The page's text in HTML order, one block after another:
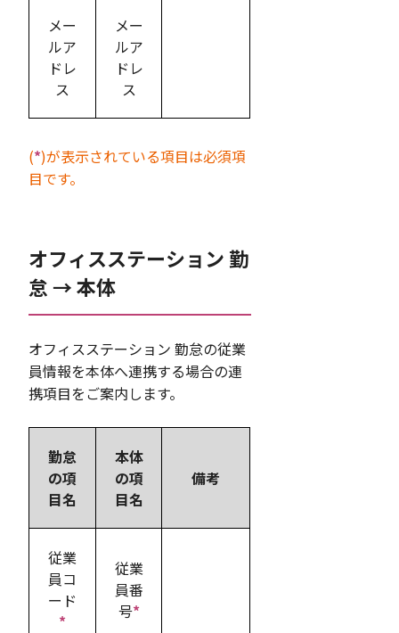
メー
ルア
ドレ
ス
メー
ルア
ドレ
ス
(*)が表示されている項目は必須項
目です。
オフィスステーション 勤
怠 → 本体
オフィスステーション 勤怠の従業
員情報を本体へ連携する場合の連
携項目をご案内します。
勤怠
の項
目名
本体
の項
目名
備考
従業
員コ
ード
*
従業
員番
号*